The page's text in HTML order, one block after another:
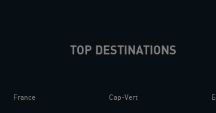
TOP DESTINATIONS
France Cap-Vert